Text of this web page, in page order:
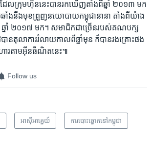
ែល​ក្រុមហ៊ុន​នេះ​បាន​រក​ឃើញ​តាំង​ពី​ឆ្នាំ ២០១៣ មក
រឆាំង​នឹង​មុខ​ព្រួញ​នយោបាយ​កម្ពុជា​នានា តាំង​ពី​យ៉ាង​
ាំ ២០១៧ មក។ សមាជិក​ជា​ច្រើន​របស់​គណបក្ស​
បាន​តុលាការ​រំលាយ​កាល​ពី​ឆ្នាំ​មុន ក៏​បាន​រងគ្រោះ​ផង​
ហារ​តាម​អ៊ីនធឺណិត​នេះ៕
Follow us
អាស៊ី​អាគ្នេយ៍ ​ការ​បោះឆ្នោត​​នៅ​កម្ពុជា